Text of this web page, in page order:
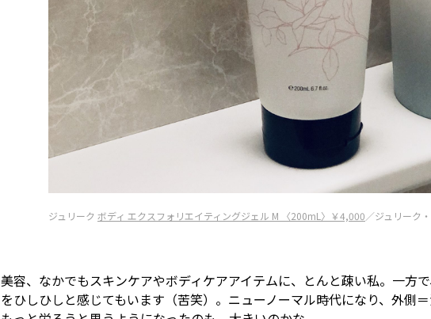
ジュリーク ボディ エクスフォリエイティングジェル M 〈200mL〉￥4,000／ジュリーク
美容、なかでもスキンケアやボディケアアイテムに、とんと疎い私。一方
をひしひしと感じてもいます（苦笑）。ニューノーマル時代になり、外側